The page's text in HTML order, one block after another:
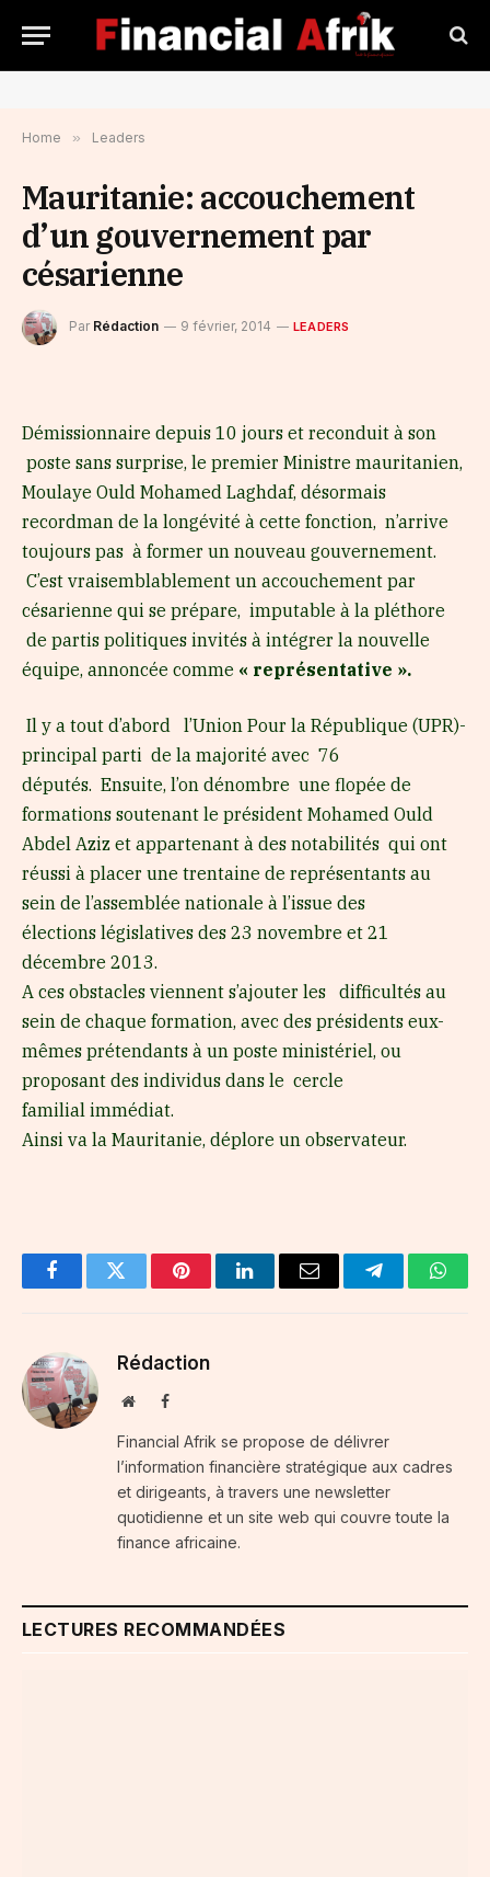
Home » Leaders
Mauritanie: accouchement
d’un gouvernement par
césarienne
Par Rédaction 9 février, 2014 LEADERS
Démissionnaire depuis 10 jours et reconduit à son
poste sans surprise, le premier Ministre mauritanien,
Moulaye Ould Mohamed Laghdaf, désormais
recordman de la longévité à cette fonction, n’arrive
toujours pas à former un nouveau gouvernement.
C’est vraisemblablement un accouchement par
césarienne qui se prépare, imputable à la pléthore
de partis politiques invités à intégrer la nouvelle
équipe, annoncée comme « représentative ».
Il y a tout d’abord l’Union Pour la République (UPR)-
principal parti de la majorité avec 76
députés. Ensuite, l’on dénombre une flopée de
formations soutenant le président Mohamed Ould
Abdel Aziz et appartenant à des notabilités qui ont
réussi à placer une trentaine de représentants au
sein de l’assemblée nationale à l’issue des
élections législatives des 23 novembre et 21
décembre 2013.
A ces obstacles viennent s’ajouter les difficultés au
sein de chaque formation, avec des présidents eux-
mêmes prétendants à un poste ministériel, ou
proposant des individus dans le cercle
familial immédiat.
Ainsi va la Mauritanie, déplore un observateur.
FacebookTwitter PinterestLinkedInEmail Telegram
Rédaction
WebsiteFacebook
Financial Afrik se propose de délivrer
l’information financière stratégique aux cadres
et dirigeants, à travers une newsletter
quotidienne et un site web qui couvre toute la
finance africaine.
LECTURES RECOMMANDÉES